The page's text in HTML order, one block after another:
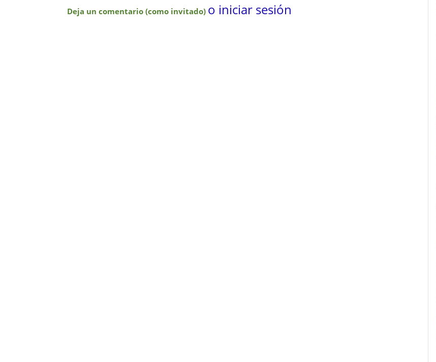
Deja un comentario (como invitado) o iniciar sesión